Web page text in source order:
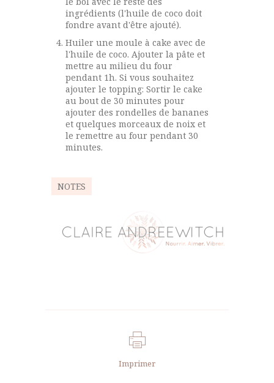
ingrédients (l'huile de coco doit
fondre avant d'être ajouté).
Huiler une moule à cake avec de
l'huile de coco. Ajouter la pâte et
mettre au milieu du four
pendant 1h. Si vous souhaitez
ajouter le topping: Sortir le cake
au bout de 30 minutes pour
ajouter des rondelles de bananes
et quelques morceaux de noix et
le remettre au four pendant 30
minutes.
NOTES
Imprimer